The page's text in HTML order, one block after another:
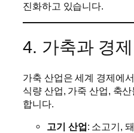
진화하고 있습니다.
4. 가축과 경
가축 산업은 세계 경제에
식량 산업, 가죽 산업, 축
합니다.
고기 산업: 소고기,